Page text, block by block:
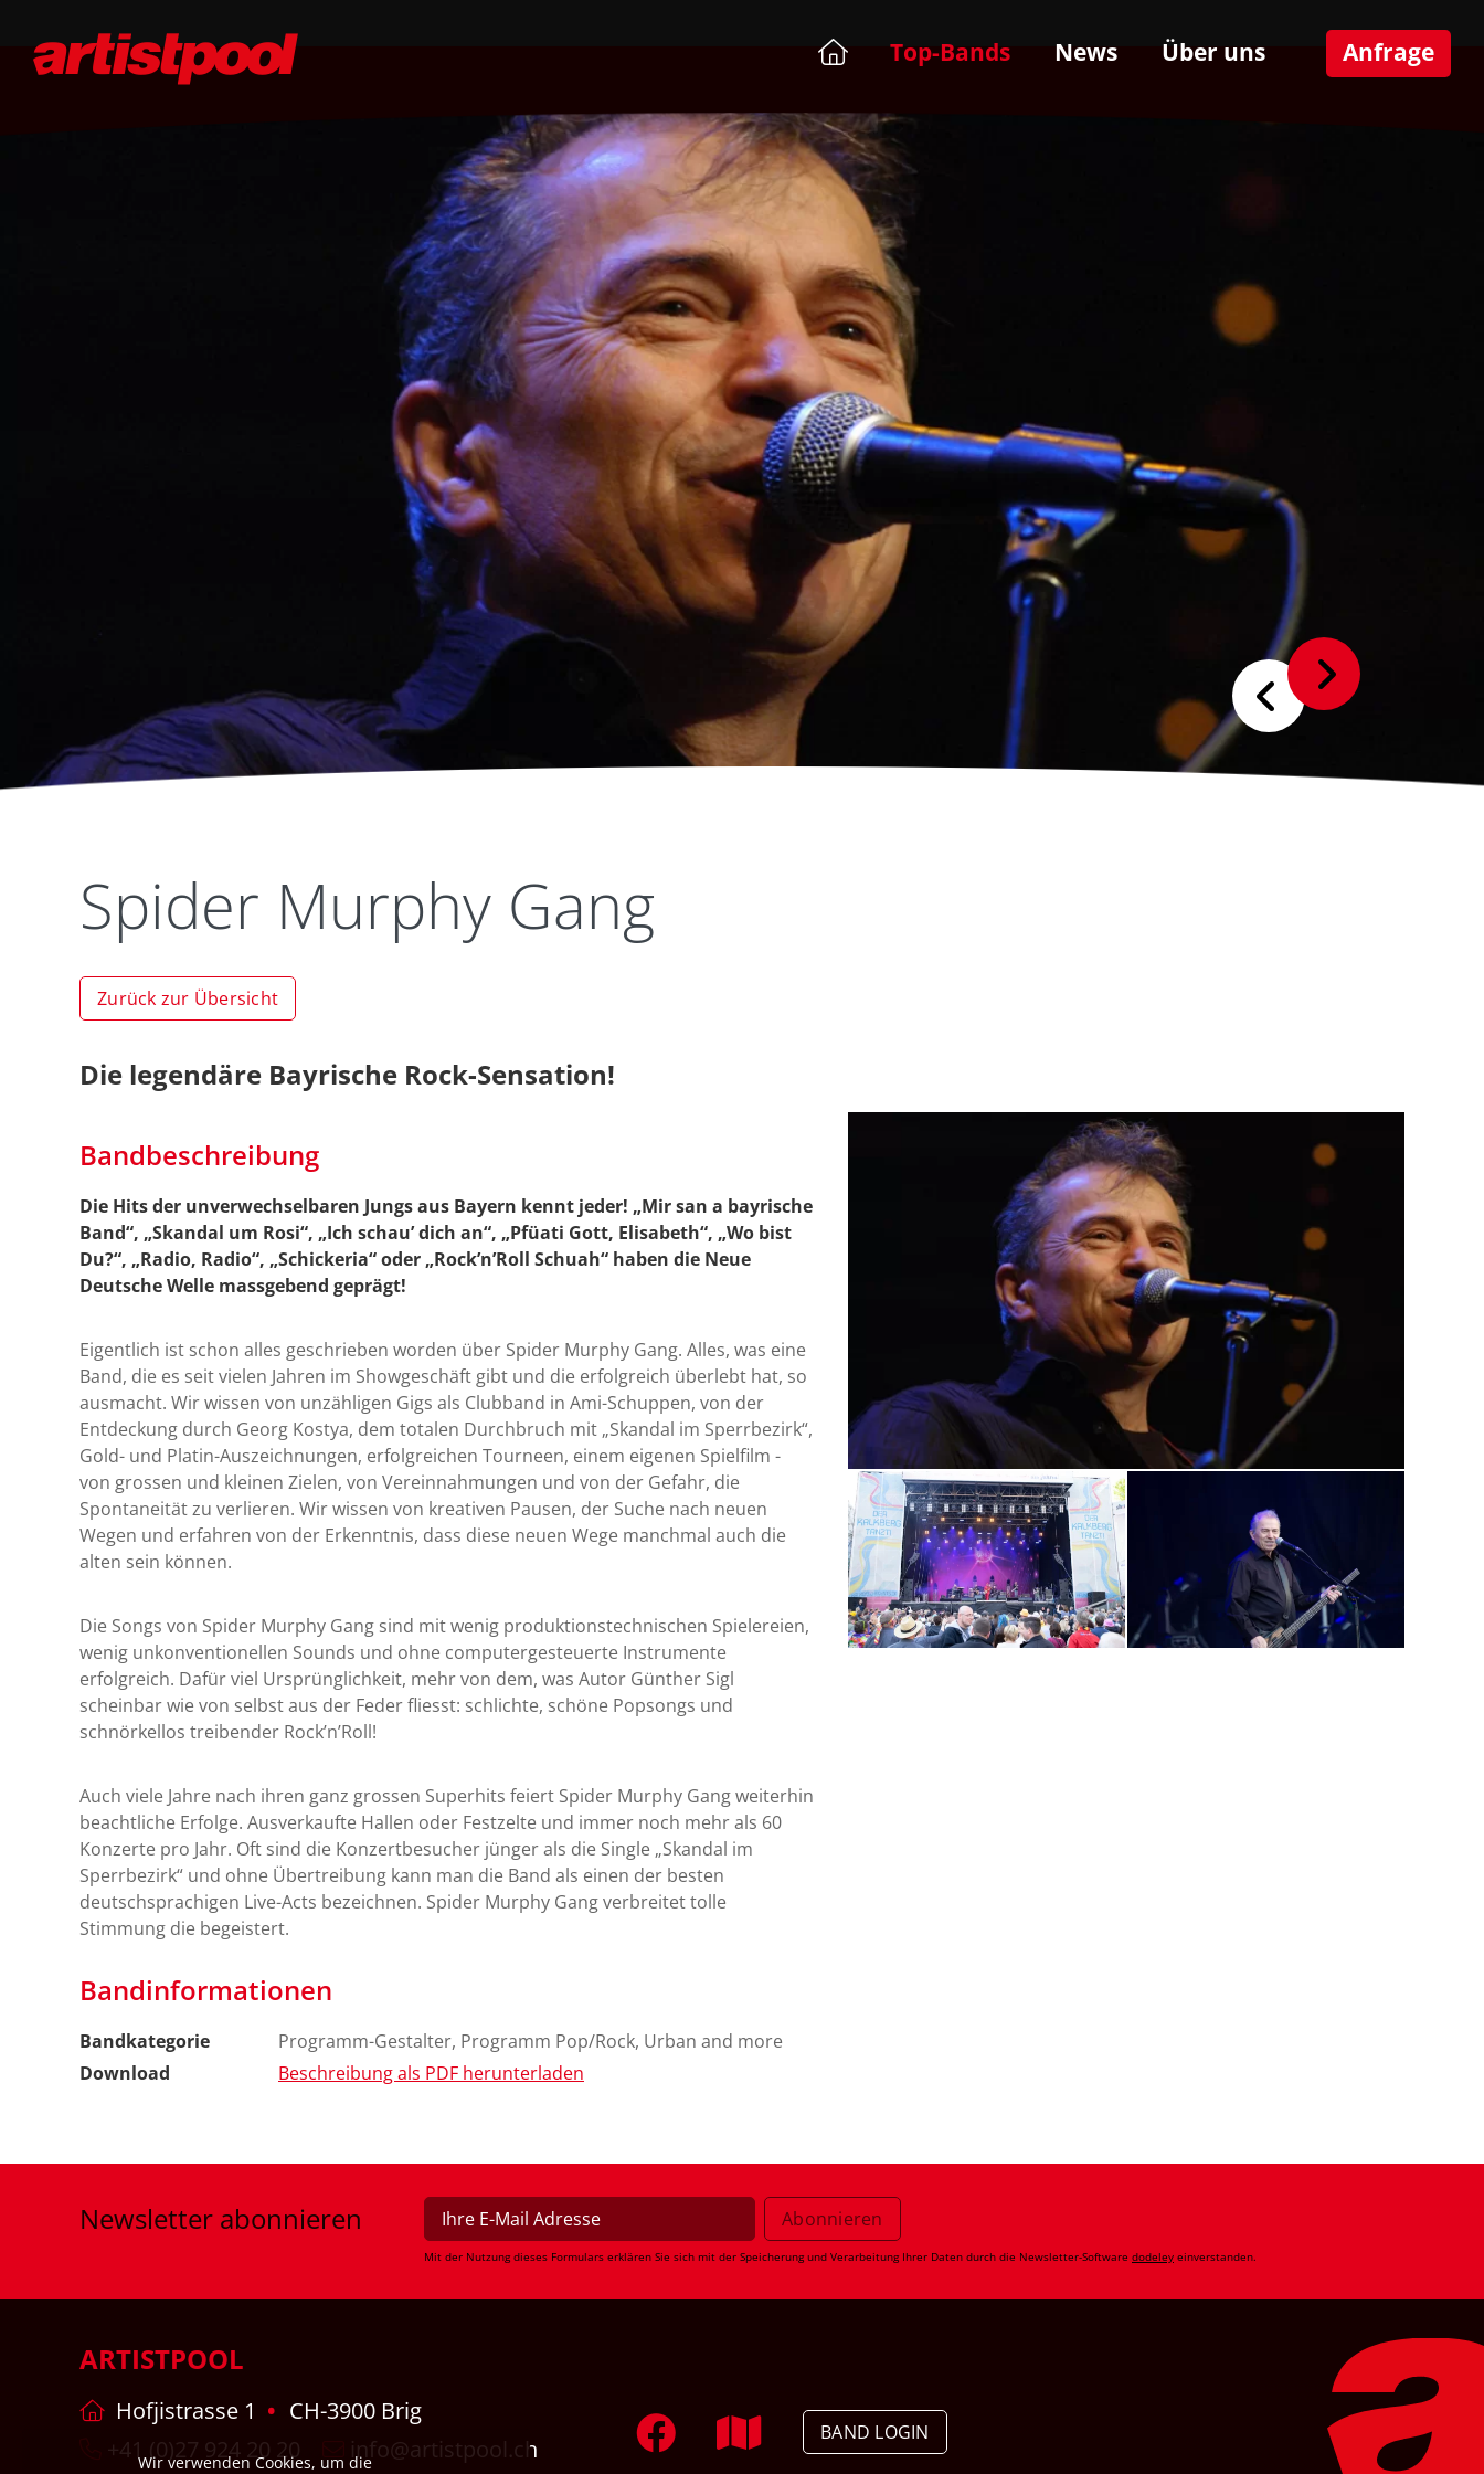
Top-Bands News Über uns Anfrage
Spider Murphy Gang
Zurück zur Übersicht
Die legendäre Bayrische Rock-Sensation!
Bandbeschreibung
Die Hits der unverwechselbaren Jungs aus Bayern kennt jeder! „Mir san a bayrische
Band“, „Skandal um Rosi“, „Ich schau’ dich an“, „Pfüati Gott, Elisabeth“, „Wo bist
Du?“, „Radio, Radio“, „Schickeria“ oder „Rock’n’Roll Schuah“ haben die Neue
Deutsche Welle massgebend geprägt!
Eigentlich ist schon alles geschrieben worden über Spider Murphy Gang. Alles, was eine
Band, die es seit vielen Jahren im Showgeschäft gibt und die erfolgreich überlebt hat, so
ausmacht. Wir wissen von unzähligen Gigs als Clubband in Ami-Schuppen, von der
Entdeckung durch Georg Kostya, dem totalen Durchbruch mit „Skandal im Sperrbezirk“,
Gold- und Platin-Auszeichnungen, erfolgreichen Tourneen, einem eigenen Spielfilm -
von grossen und kleinen Zielen, von Vereinnahmungen und von der Gefahr, die
Spontaneität zu verlieren. Wir wissen von kreativen Pausen, der Suche nach neuen
Wegen und erfahren von der Erkenntnis, dass diese neuen Wege manchmal auch die
alten sein können.
Die Songs von Spider Murphy Gang sind mit wenig produktionstechnischen Spielereien,
wenig unkonventionellen Sounds und ohne computergesteuerte Instrumente
erfolgreich. Dafür viel Ursprünglichkeit, mehr von dem, was Autor Günther Sigl
scheinbar wie von selbst aus der Feder fliesst: schlichte, schöne Popsongs und
schnörkellos treibender Rock’n’Roll!
Auch viele Jahre nach ihren ganz grossen Superhits feiert Spider Murphy Gang weiterhin
beachtliche Erfolge. Ausverkaufte Hallen oder Festzelte und immer noch mehr als 60
Konzerte pro Jahr. Oft sind die Konzertbesucher jünger als die Single „Skandal im
Sperrbezirk“ und ohne Übertreibung kann man die Band als einen der besten
deutschsprachigen Live-Acts bezeichnen. Spider Murphy Gang verbreitet tolle
Stimmung die begeistert.
Bandinformationen
Bandkategorie
Programm-Gestalter, Programm Pop/Rock, Urban and more
Download
Beschreibung als PDF herunterladen
Newsletter abonnieren
Mit der Nutzung dieses Formulars erklären Sie sich mit der Speicherung und Verarbeitung Ihrer Daten durch die Newsletter-Software dodeley einverstanden.
ARTISTPOOL
Hofjistrasse 1
CH-3900 Brig
+41 (0)27 924 20 20
info@artistpool.ch
BAND LOGIN
Wir verwenden Cookies, um die